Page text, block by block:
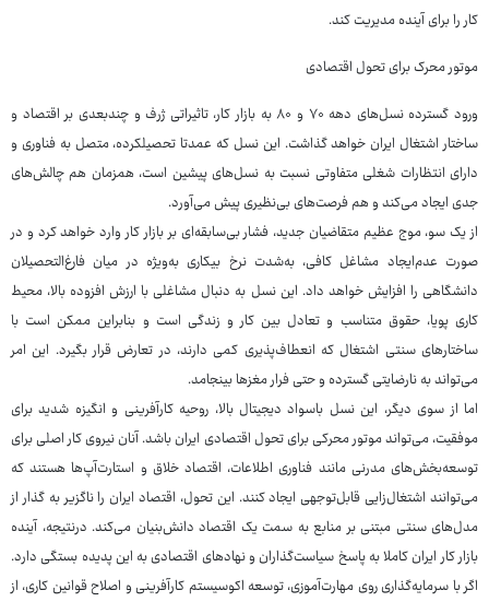
کار را برای آینده مدیریت کند.
موتور محرک برای تحول اقتصادی
ورود گسترده نسل‌های دهه ۷۰ و ۸۰ به بازار کار، تاثیراتی ژرف و چندبعدی بر اقتصاد و
ساختار اشتغال ایران خواهد گذاشت. این نسل که عمدتا تحصیلکرده، متصل به فناوری و
دارای انتظارات شغلی متفاوتی نسبت به نسل‌های پیشین است، همزمان هم چالش‌های
جدی ایجاد می‌کند و هم فرصت‌های بی‌نظیری پیش می‌آورد.
از یک سو، موج عظیم متقاضیان جدید، فشار بی‌سابقه‌ای بر بازار کار وارد خواهد کرد و در
صورت عدم‌ایجاد مشاغل کافی، به‌شدت نرخ بیکاری به‌ویژه در میان فارغ‌التحصیلان
دانشگاهی را افزایش خواهد داد. این نسل به دنبال مشاغلی با ارزش افزوده بالا، محیط
کاری پویا، حقوق متناسب و تعادل بین کار و زندگی است و بنابراین ممکن است با
ساختارهای سنتی اشتغال که انعطاف‌پذیری کمی دارند، در تعارض قرار بگیرد. این امر
می‌تواند به نارضایتی گسترده و حتی فرار مغزها بینجامد.
اما از سوی دیگر، این نسل باسواد دیجیتال بالا، روحیه کارآفرینی و انگیزه شدید برای
موفقیت، می‌تواند موتور محرکی برای تحول اقتصادی ایران باشد. آنان نیروی کار اصلی برای
توسعه‌بخش‌های مدرنی مانند فناوری اطلاعات، اقتصاد خلاق و استارت‌آپ‌ها هستند که
می‌توانند اشتغال‌زایی قابل‌توجهی ایجاد کنند. این تحول، اقتصاد ایران را ناگزیر به گذار از
مدل‌های سنتی مبتنی بر منابع به سمت یک اقتصاد دانش‌بنیان می‌کند. درنتیجه، آینده
بازار کار ایران کاملا به پاسخ سیاست‌گذاران و نهادهای اقتصادی به این پدیده بستگی دارد.
اگر با سرمایه‌گذاری روی مهارت‌آموزی، توسعه اکوسیستم کارآفرینی و اصلاح قوانین کاری، از